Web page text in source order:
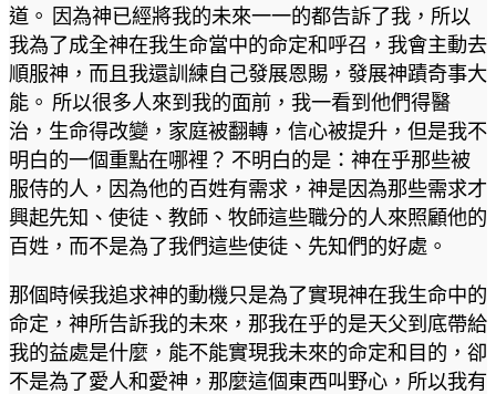
道。 因為神已經將我的未來一一的都告訴了我，所以
我為了成全神在我生命當中的命定和呼召，我會主動去
順服神，而且我還訓練自己發展恩賜，發展神蹟奇事大
能。 所以很多人來到我的面前，我一看到他們得醫
治，生命得改變，家庭被翻轉，信心被提升，但是我不
明白的一個重點在哪裡？ 不明白的是：神在乎那些被
服侍的人，因為他的百姓有需求，神是因為那些需求才
興起先知、使徒、教師、牧師這些職分的人來照顧他的
百姓，而不是為了我們這些使徒、先知們的好處。
那個時候我追求神的動機只是為了實現神在我生命中的
命定，神所告訴我的未來，那我在乎的是天父到底帶給
我的益處是什麼，能不能實現我未來的命定和目的，卻
不是為了愛人和愛神，那麼這個東西叫野心，所以我有